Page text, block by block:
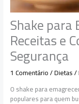
Shake para
Receitas e
Segurança
1 Comentário/Dietas/
O shake para
populares para quem